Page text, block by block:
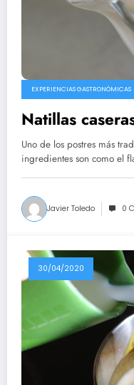
EXPERIENCIAS GASTRONÓMICAS
Natillas
Uno de los postres más
ingredientes son como el
Javier Toledo 0
30/04/2020